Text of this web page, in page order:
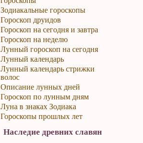
Зодиакальные гороскопы
Гороскоп друидов
Гороскоп на сегодня и завтра
Гороскоп на неделю
Лунный гороскоп на сегодня
Лунный календарь
Лунный календарь стрижки
волос
Описание лунных дней
Гороскоп по лунным дням
Луна в знаках Зодиака
Гороскопы прошлых лет
Наследие древних славян